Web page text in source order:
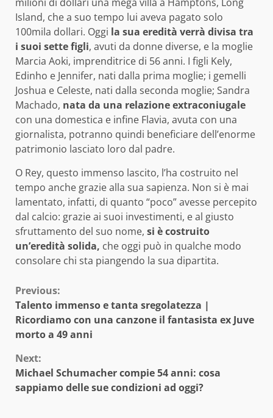
milioni di dollari una mega villa a Hamptons, Long
Island, che a suo tempo lui aveva pagato solo
100mila dollari. Oggi la sua eredità verrà divisa tra
i suoi sette figli, avuti da donne diverse, e la moglie
Marcia Aoki, imprenditrice di 56 anni. I figli Kely,
Edinho e Jennifer, nati dalla prima moglie; i gemelli
Joshua e Celeste, nati dalla seconda moglie; Sandra
Machado, nata da una relazione extraconiugale
con una domestica e infine Flavia, avuta con una
giornalista, potranno quindi beneficiare dell’enorme
patrimonio lasciato loro dal padre.
O Rey, questo immenso lascito, l’ha costruito nel
tempo anche grazie alla sua sapienza. Non si è mai
lamentato, infatti, di quanto “poco” avesse percepito
dal calcio: grazie ai suoi investimenti, e al giusto
sfruttamento del suo nome, si è costruito
un’eredità solida, che oggi può in qualche modo
consolare chi sta piangendo la sua dipartita.
Continue
Reading
Previous:
Talento immenso e tanta sregolatezza |
Ricordiamo con una canzone il fantasista ex Juve
morto a 49 anni
Next:
Michael Schumacher compie 54 anni: cosa
sappiamo delle sue condizioni ad oggi?